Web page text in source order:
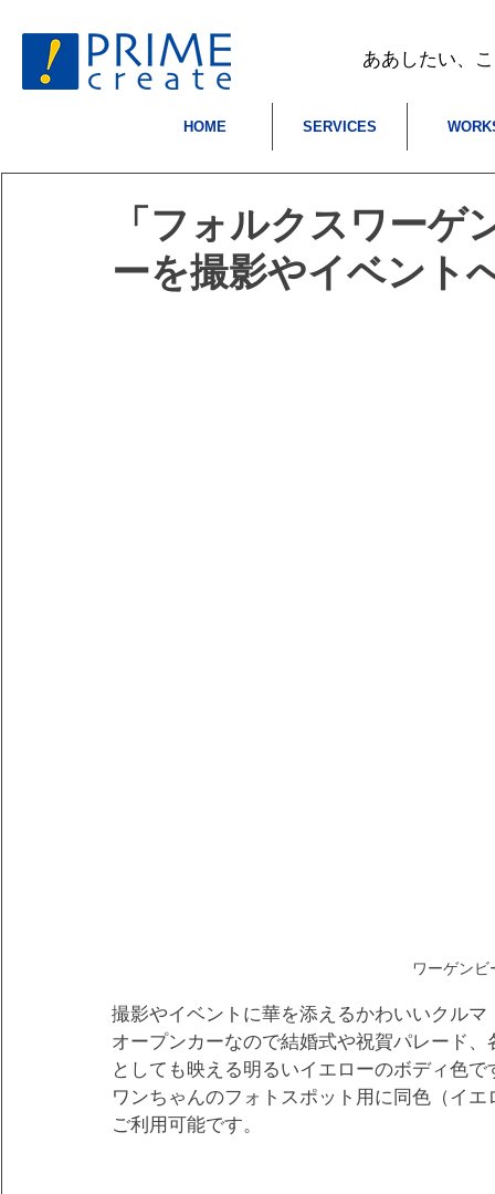
ああしたい、
HOME SERVICES
「フォルクスワー
ーを撮影やイベント
ワーゲン
撮影やイベントに華を添えるかわいいクル
オープンカーなので結婚式や祝賀パレード
としても映える明るいイエローのボディ色で
ワンちゃんのフォトスポット用に同色（イ
ご利用可能です。